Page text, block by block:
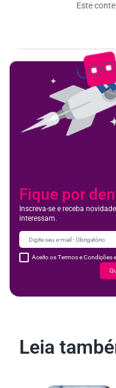
Este
Fique por
Inscreva-se e receba
interessam.
Aceito os Termos e Condições
Leia